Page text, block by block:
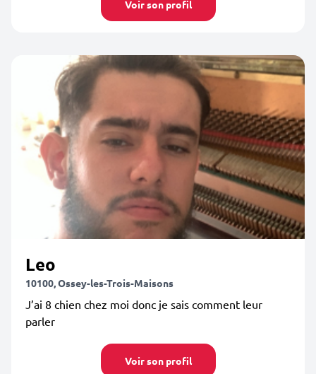
Voir son profil
Leo
10100, Ossey-les-Trois-Maisons
J’ai 8 chien chez moi donc je sais comment leur
parler
Voir son profil